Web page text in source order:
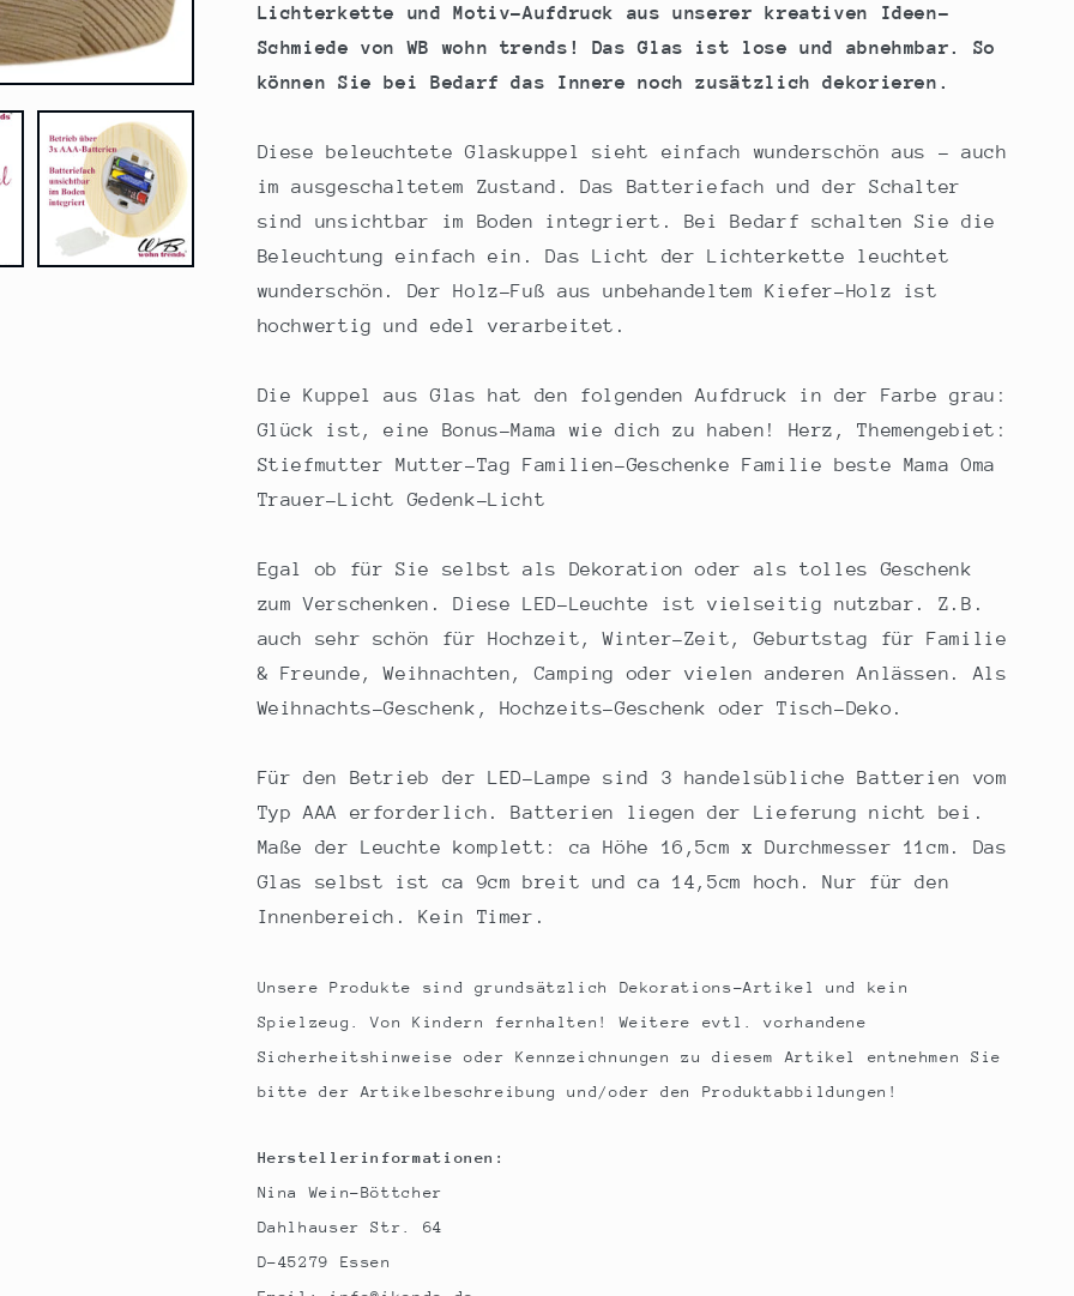
dich
zu
haben,
mit
LED-
Licht
und
Holz-
Fuß
LED-
Laterne
Lampe
mit
Spruch
dich
zu
haben,
mit
LED-
Licht
und
Holz-
Fuß
LED-
Lampe
mit
Spruch
Lichterkette und Motiv-Aufdruck aus unserer kreativen Ideen-
Schmiede von WB wohn trends! Das Glas ist lose und abnehmbar. So
können Sie bei Bedarf das Innere noch zusätzlich dekorieren.
Diese beleuchtete Glaskuppel sieht einfach wunderschön aus - auch
im ausgeschaltetem Zustand. Das Batteriefach und der Schalter
sind unsichtbar im Boden integriert. Bei Bedarf schalten Sie die
Beleuchtung einfach ein. Das Licht der Lichterkette leuchtet
wunderschön. Der Holz-Fuß aus unbehandeltem Kiefer-Holz ist
hochwertig und edel verarbeitet.
Die Kuppel aus Glas hat den folgenden Aufdruck in der Farbe grau:
Glück ist, eine Bonus-Mama wie dich zu haben! Herz, Themengebiet:
Stiefmutter Mutter-Tag Familien-Geschenke Familie beste Mama Oma
Trauer-Licht Gedenk-Licht
Egal ob für Sie selbst als Dekoration oder als tolles Geschenk
zum Verschenken. Diese LED-Leuchte ist vielseitig nutzbar. Z.B.
auch sehr schön für Hochzeit, Winter-Zeit, Geburtstag für Familie
& Freunde, Weihnachten, Camping oder vielen anderen Anlässen. Als
Weihnachts-Geschenk, Hochzeits-Geschenk oder Tisch-Deko.
Für den Betrieb der LED-Lampe sind 3 handelsübliche Batterien vom
Typ AAA erforderlich. Batterien liegen der Lieferung nicht bei.
Maße der Leuchte komplett: ca Höhe 16,5cm x Durchmesser 11cm. Das
Glas selbst ist ca 9cm breit und ca 14,5cm hoch. Nur für den
Innenbereich. Kein Timer.
Unsere Produkte sind grundsätzlich Dekorations-Artikel und kein
Spielzeug. Von Kindern fernhalten! Weitere evtl. vorhandene
Sicherheitshinweise oder Kennzeichnungen zu diesem Artikel entnehmen Sie
bitte der Artikelbeschreibung und/oder den Produktabbildungen!
Herstellerinformationen:
Nina Wein-Böttcher
Dahlhauser Str. 64
D-45279 Essen